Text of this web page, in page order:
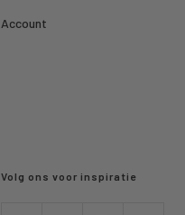
Account
Volg ons voor inspiratie